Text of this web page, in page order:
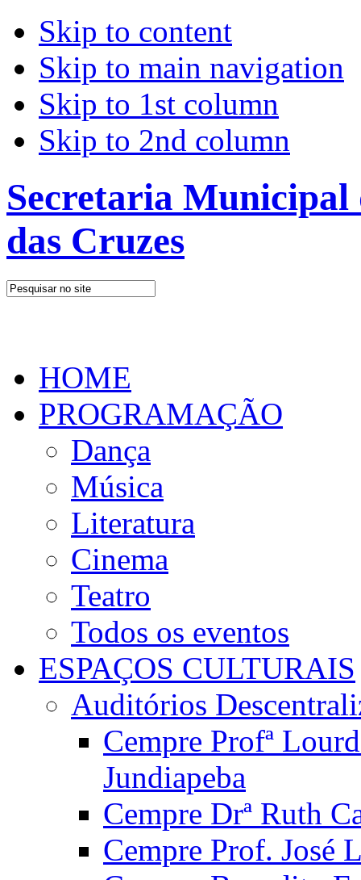
Skip to content
Skip to main navigation
Skip to 1st column
Skip to 2nd column
Secretaria
das Cruzes
HOME
PROGRAMAÇÃO
Dança
Música
Literatura
Cinema
Teatro
Todos os eventos
ESPAÇOS CULTURAIS
Auditórios
Cempre Profª
Jundiapeba
Cempre Drª Ruth
Cempre Prof. José